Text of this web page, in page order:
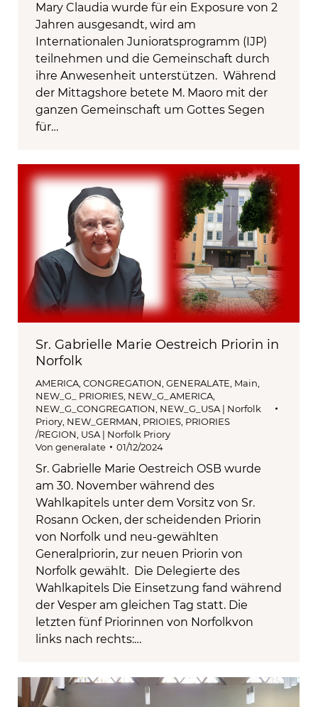
Mary Claudia wurde für ein Exposure von 2
Jahren ausgesandt, wird am
Internationalen Junioratsprogramm (IJP)
teilnehmen und die Gemeinschaft durch
ihre Anwesenheit unterstützen. Während
der Mittagshore betete M. Maoro mit der
ganzen Gemeinschaft um Gottes Segen
für…
Sr. Gabrielle Marie Oestreich Priorin in
Norfolk
AMERICA, CONGREGATION, GENERALATE, Main,
NEW_G_ PRIORIES, NEW_G_AMERICA,
NEW_G_CONGREGATION, NEW_G_USA | Norfolk
Priory, NEW_GERMAN, PRIOIES, PRIORIES
/REGION, USA | Norfolk Priory
Von generalate 01/12/2024
Sr. Gabrielle Marie Oestreich OSB wurde
am 30. November während des
Wahlkapitels unter dem Vorsitz von Sr.
Rosann Ocken, der scheidenden Priorin
von Norfolk und neu-gewählten
Generalpriorin, zur neuen Priorin von
Norfolk gewählt. Die Delegierte des
Wahlkapitels Die Einsetzung fand während
der Vesper am gleichen Tag statt. Die
letzten fünf Priorinnen von Norfolkvon
links nach rechts:…